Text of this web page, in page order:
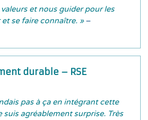
et nous guider pour les
se faire connaître. » –
durable – RSE
pas à ça en intégrant cette
suis agréablement surprise. Très